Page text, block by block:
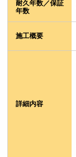
耐久年数／保証
年数
施工概要
詳細内容